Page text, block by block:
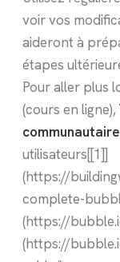
voir vos
aideront à
étapes
Pour aller plus
(cours en ligne),
communautaire
utilisateurs[[1]]
(https://
complete-
(https://
(https://